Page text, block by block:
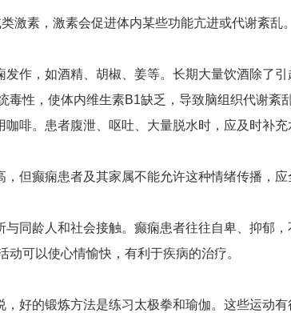
激素，激素会促进体内某些功能亢进或代谢紊乱
作，如酒精、胡椒、姜等。长期大量饮酒除了
性，使体内维生素B1缺乏，导致脑组织代谢紊
啡。患者腹泄、呕吐、大量脱水时，应及时补充
但癫痫患者及其家属不能允许这种情绪传播，
同龄人和社会接触。癫痫患者往往自卑、抑郁，
可以使心情愉快，有利于疾病的治疗。
好的锻炼方法是练习太极拳和瑜伽。这些运动